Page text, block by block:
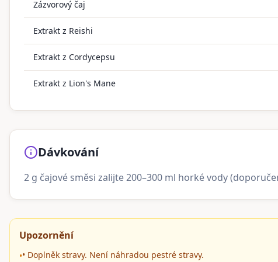
Zázvorový čaj
Extrakt z Reishi
Extrakt z Cordycepsu
Extrakt z Lion's Mane
Dávkování
2 g čajové směsi zalijte 200–300 ml horké vody
Upozornění
•• Doplněk stravy. Není náhradou pestré stravy.